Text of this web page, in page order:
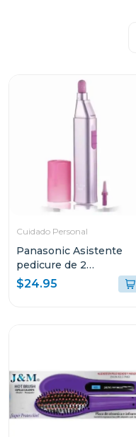
Cuidado Personal
Panasonic Asistente
pedicure de 2
velocidades
$24.95